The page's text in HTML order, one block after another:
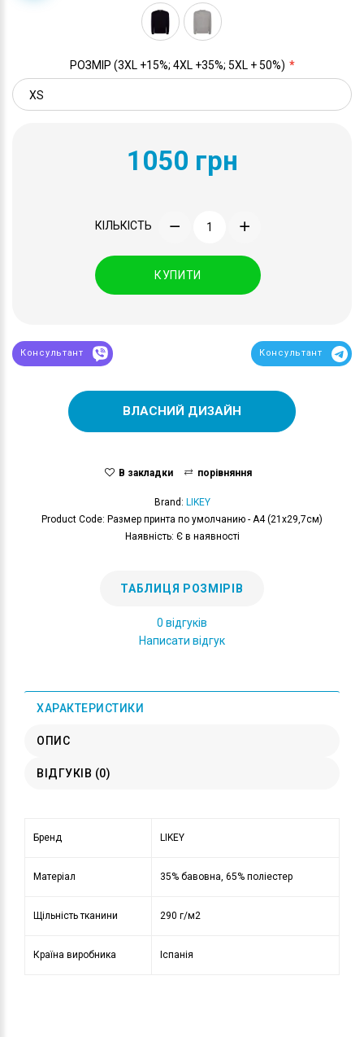
РОЗМІР (3XL +15%; 4XL +35%; 5XL + 50%)
1050 грн
КІЛЬКІСТЬ
КУПИТИ
Консультант Консультант
ВЛАСНИЙ ДИЗАЙН
В закладки порівняння
Brand: LIKEY
Product Code: Размер принта по умолчанию - А4 (21x29,7см)
Наявність: Є в наявності
ТАБЛИЦЯ РОЗМІРІВ
0 відгуків
Написати відгук
ХАРАКТЕРИСТИКИ
ОПИС
ВІДГУКІВ (0)
Бренд LIKEY
Матеріал 35% бавовна, 65% поліестер
Щільність тканини 290 г/м2
Країна виробника Іспанія